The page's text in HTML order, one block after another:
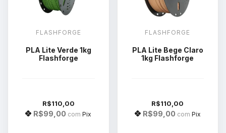
FLASHFORGE
PLA Lite Verde 1kg
Flashforge
R$110,00
R$99,00 com Pix
FLASHFORGE
PLA Lite Bege Claro
1kg Flashforge
R$110,00
R$99,00 com Pix